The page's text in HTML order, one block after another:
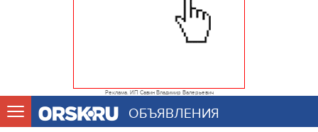
Реклама. ИП Савин Владимир Валерьевич
ОБЪЯВЛЕНИЯ